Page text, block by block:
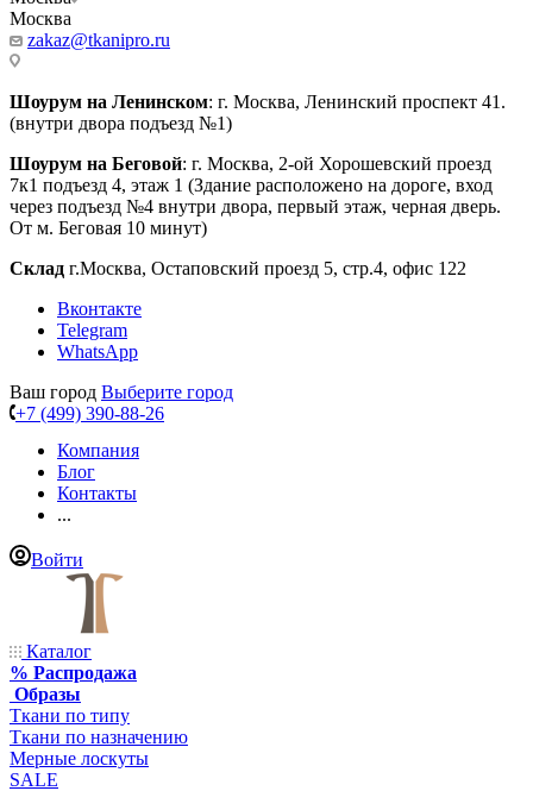
Москва
zakaz@tkanipro.ru
Шоурум на Ленинском: г. Москва, Ленинский проспект 41.
(внутри двора подъезд №1)
Шоурум на Беговой: г. Москва, 2-ой Хорошевский проезд
7к1 подъезд 4, этаж 1 (Здание расположено на дороге, вход
через подъезд №4 внутри двора, первый этаж, черная дверь.
От м. Беговая 10 минут)
Склад г.Москва, Остаповский проезд 5, стр.4, офис 122
Вконтакте
Telegram
WhatsApp
Ваш город Выберите город
+7 (499) 390-88-26
Компания
Блог
Контакты
...
Войти
Каталог
% Распродажа
Образы
Ткани по типу
Ткани по назначению
Мерные лоскуты
SALE